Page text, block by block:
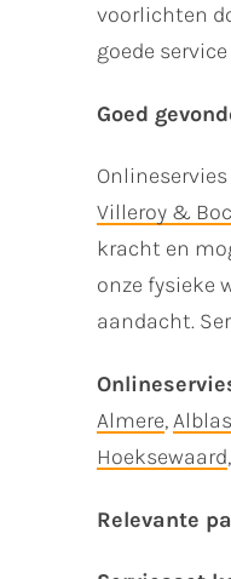
voorlichten
goede
Goed
Villeroy &
kracht en
onze fysieke
aandacht.
Almere,
Hoeksewaard,
Relevante